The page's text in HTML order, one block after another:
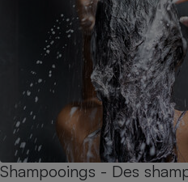
Shampooings - Des